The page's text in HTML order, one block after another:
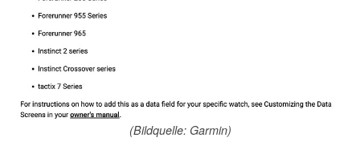
(Bildquelle: Garmin)